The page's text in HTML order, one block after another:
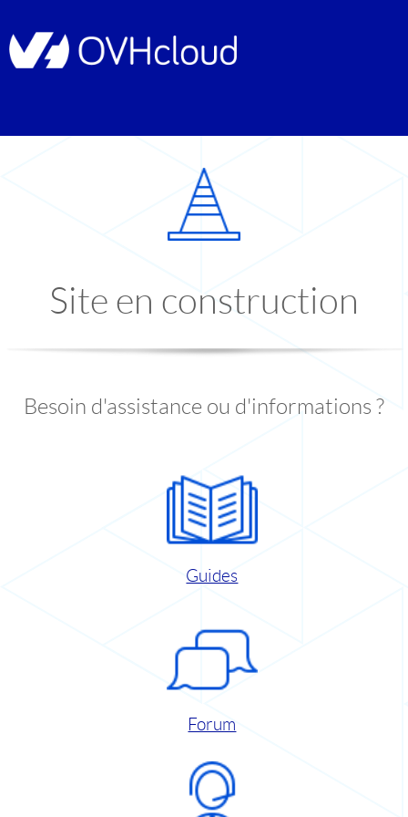
Site en construction
Besoin d'assistance ou d'informations ?
Guides
Forum